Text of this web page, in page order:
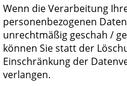
Wenn die Verarbeitung
personenbezogenen Daten
unrechtmäßig geschah /
können Sie statt der
Einschränkung der
verlangen.